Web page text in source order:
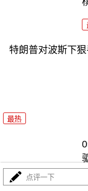
特朗普对波斯下
最热
点评一下